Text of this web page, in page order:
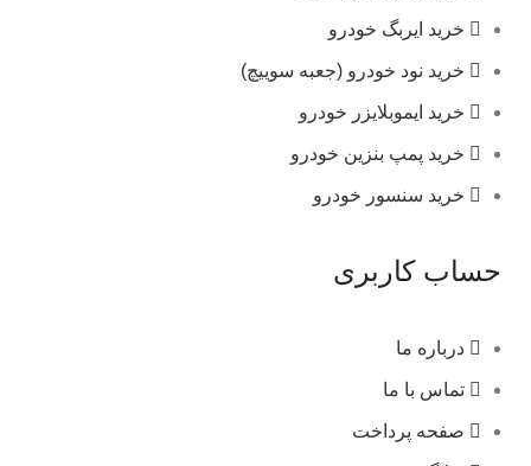
خرید ایربگ خودرو
خرید نود خودرو (جعبه سوییچ)
خرید ایموبلایزر خودرو
خرید پمپ بنزین خودرو
خرید سنسور خودرو
حساب کاربری
درباره ما
تماس با ما
صفحه پرداخت